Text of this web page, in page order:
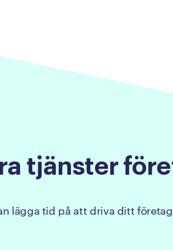
tjänster
lägga tid på att driva ditt